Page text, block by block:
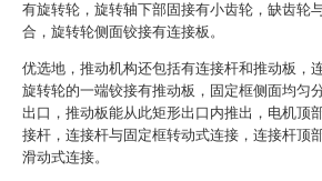
有旋转轮，旋转轴下部固接有小齿轮，缺齿轮
合，旋转轮侧面铰接有连接板。
优选地，推动机构还包括有连接杆和推动板，
旋转轮的一端铰接有推动板，固定框侧面均匀
出口，推动板能从此矩形出口内推出，电机顶
接杆，连接杆与固定框转动式连接，连接杆顶
滑动式连接。